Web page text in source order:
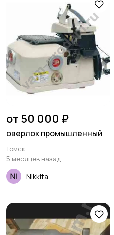
от 50 000 ₽
оверлок промышленный
Томск
5 месяцев назад
Nikkita